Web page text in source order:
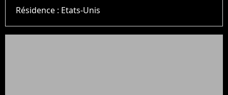
Résidence : Etats-Unis